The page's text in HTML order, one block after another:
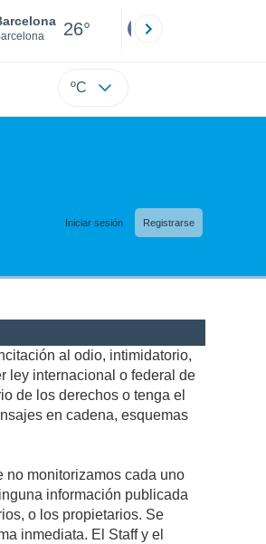
26°
ºC
Iniciar sesión Registrarse
al odio, intimidatorio,
ley internacional o federal de
de los derechos o tenga el
en cadena, esquemas
no monitorizamos cada uno
información publicada
o los propietarios. Se
inmediata. El Staff y el